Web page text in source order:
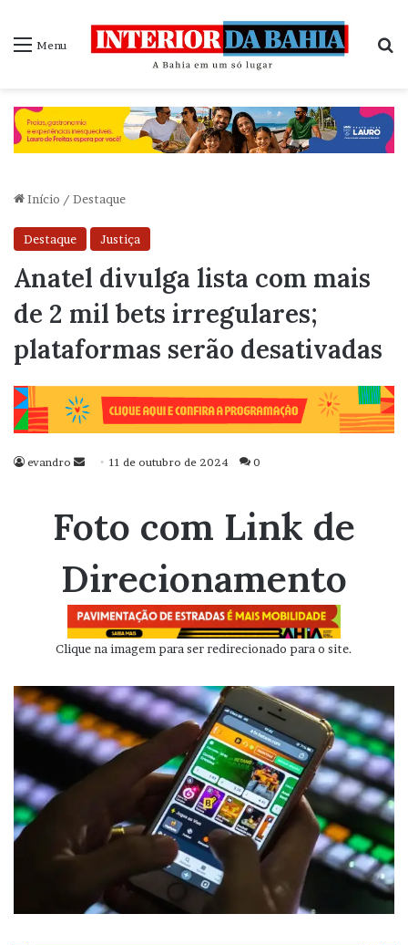
Menu
Início / Destaque
Destaque Justiça
Anatel divulga lista com mais
de 2 mil bets irregulares;
plataformas serão desativadas
evandro
Mande
mail
11 de outubro de 2024 0
Foto com Link de
Direcionamento
Clique na imagem para ser redirecionado para o site.